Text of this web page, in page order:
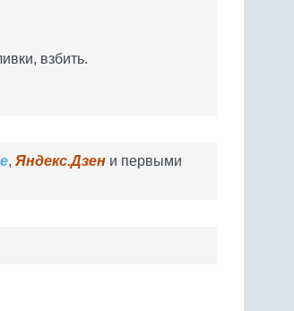
взбить.
, Яндекс.Дзен и первыми